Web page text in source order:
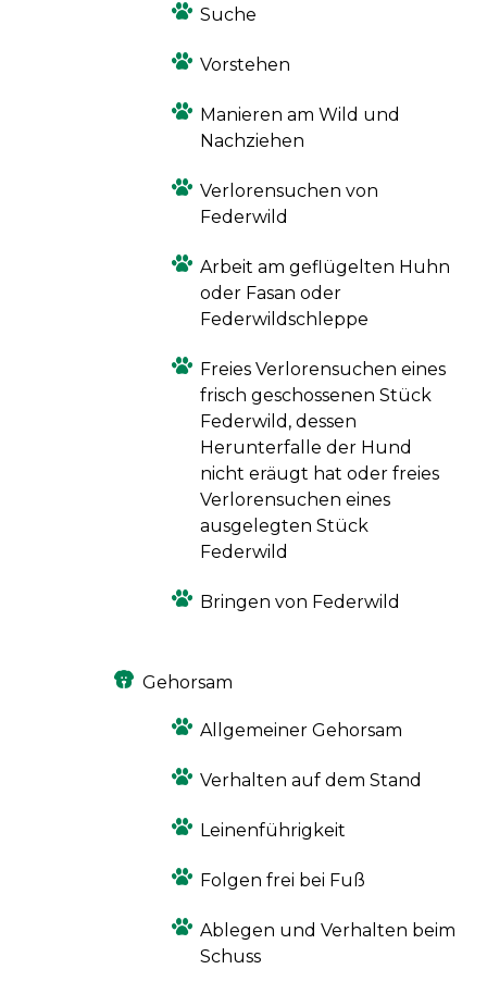
Suche
Vorstehen
Manieren am Wild und
Nachziehen
Verlorensuchen von
Federwild
Arbeit am geflügelten Huhn
oder Fasan oder
Federwildschleppe
Freies Verlorensuchen eines
frisch geschossenen Stück
Federwild, dessen
Herunterfalle der Hund
nicht eräugt hat oder freies
Verlorensuchen eines
ausgelegten Stück
Federwild
Bringen von Federwild
Gehorsam
Allgemeiner Gehorsam
Verhalten auf dem Stand
Leinenführigkeit
Folgen frei bei Fuß
Ablegen und Verhalten beim
Schuss